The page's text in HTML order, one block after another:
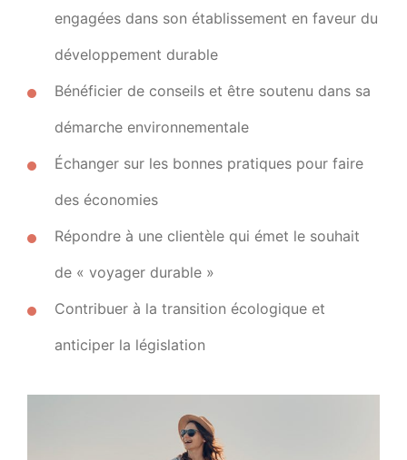
engagées dans son établissement en faveur du
développement durable
Bénéficier de conseils et être soutenu dans sa
démarche environnementale
Échanger sur les bonnes pratiques pour faire
des économies
Répondre à une clientèle qui émet le souhait
de « voyager durable »
Contribuer à la transition écologique et
anticiper la législation